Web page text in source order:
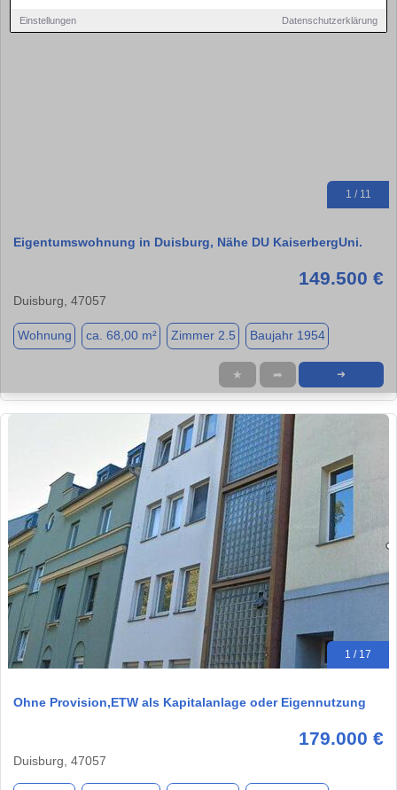
Einstellungen Datenschutzerklärung
1 / 11
Eigentumswohnung in Duisburg, Nähe DU KaiserbergUni.
149.500 €
Duisburg, 47057
Wohnung ca. 68,00 m² Zimmer 2.5 Baujahr 1954
★ ➦ ➜
1 / 17
Ohne Provision,ETW als Kapitalanlage oder Eigennutzung
179.000 €
Duisburg, 47057